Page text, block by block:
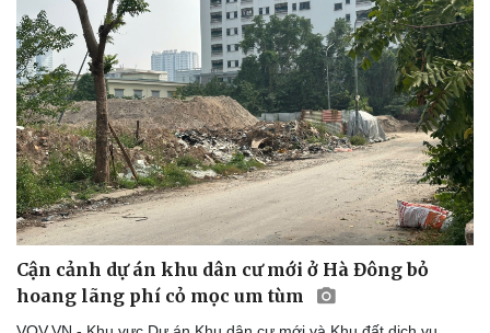
Cận cảnh dự án khu dân cư mới ở Hà Đông bỏ
hoang lãng phí cỏ mọc um tùm